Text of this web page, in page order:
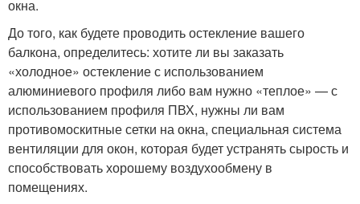
окна.
До того, как будете проводить остекление вашего
балкона, определитесь: хотите ли вы заказать
«холодное» остекление с использованием
алюминиевого профиля либо вам нужно «теплое» — с
использованием профиля ПВХ, нужны ли вам
противомоскитные сетки на окна, специальная система
вентиляции для окон, которая будет устранять сырость и
способствовать хорошему воздухообмену в
помещениях.